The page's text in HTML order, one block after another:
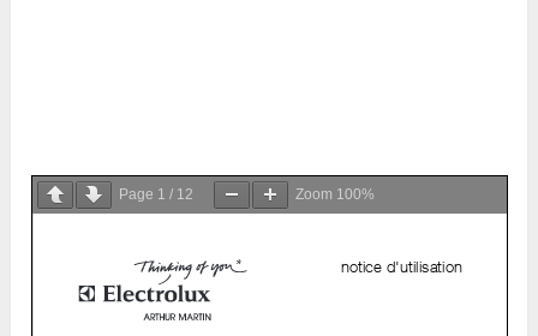
Page 1 / 12 Zoom 100%